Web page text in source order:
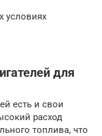
условиях
для
есть и свои
расход
топлива, что